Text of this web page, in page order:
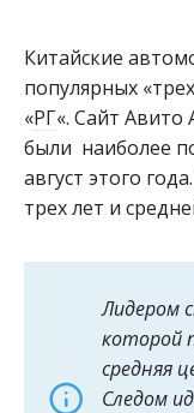
Китайские
популярных
«РГ«. Сайт Авито
были наиболее
август этого
трех лет и
Лидером
которой
средняя
Следом